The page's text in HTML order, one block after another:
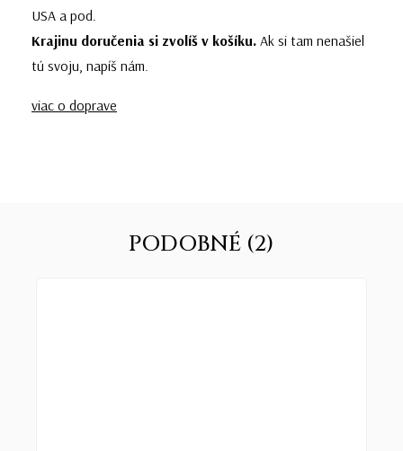
USA a pod.
Krajinu doručenia si zvolíš v košíku. Ak si tam nenašiel
tú svoju, napíš nám.
viac o doprave
PODOBNÉ (2)